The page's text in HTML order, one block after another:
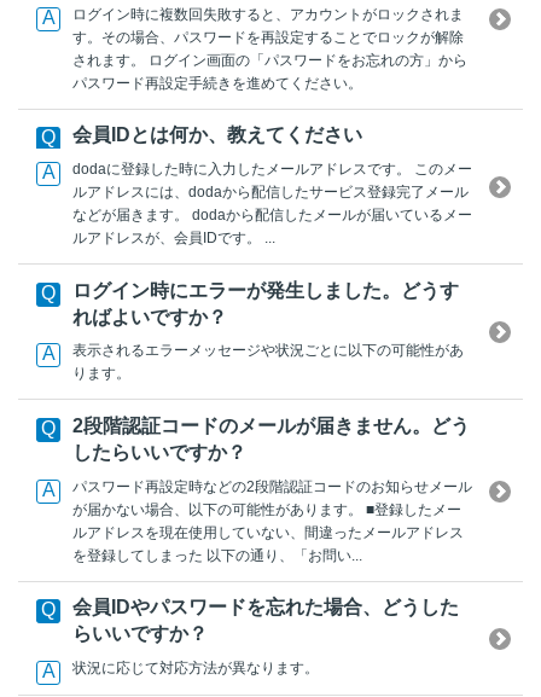
ログイン時に複数回失敗すると、アカウントがロックされま
す。その場合、パスワードを再設定することでロックが解除
されます。 ログイン画面の「パスワードをお忘れの方」から
パスワード再設定手続きを進めてください。
会員IDとは何か、教えてください
dodaに登録した時に入力したメールアドレスです。 このメー
ルアドレスには、dodaから配信したサービス登録完了メール
などが届きます。 dodaから配信したメールが届いているメー
ルアドレスが、会員IDです。 ...
ログイン時にエラーが発生しました。どうす
ればよいですか？
表示されるエラーメッセージや状況ごとに以下の可能性があ
ります。
2段階認証コードのメールが届きません。どう
したらいいですか？
パスワード再設定時などの2段階認証コードのお知らせメール
が届かない場合、以下の可能性があります。 ■登録したメー
ルアドレスを現在使用していない、間違ったメールアドレス
を登録してしまった 以下の通り、「お問い...
会員IDやパスワードを忘れた場合、どうした
らいいですか？
状況に応じて対応方法が異なります。